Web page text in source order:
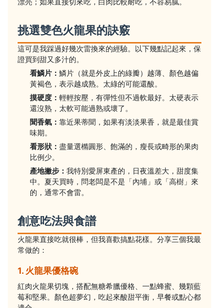
挑選雙色火龍果的訣竅
這可是我踩過好幾次雷換來的經驗。以下幾點記起來，保
證買到甜又多汁的。
看鱗片： 鱗片（就是外皮上的綠瓣）越薄、顏色越偏
黃褐色，表示越成熟。太綠的可能還酸。
摸硬度： 輕輕按壓，有彈性但不過軟最好。太硬表示
還沒熟，太軟可能過熟或壞了。
聞香氣： 靠近果蒂聞，如果有淡淡果香，就是最佳賞
味期。
看形狀： 盡量選橢圓形、飽滿的，瘦長或畸形的果肉
比例少。
產地撇步： 我特別愛屏東產的，日夜溫差大，甜度集
中。夏天買時，問老闆是不是「內埔」或「高樹」來
的，通常不會雷。
創意吃法與食譜
火龍果直接吃就很棒，但我喜歡搞點花樣。分享三個我最
常做的：
1. 火龍果優格碗
紅肉火龍果切塊，搭配無糖希臘優格、一點蜂蜜、幾顆藍
莓和堅果。顏色超夢幻，吃起來酸甜平衡，早餐或點心都